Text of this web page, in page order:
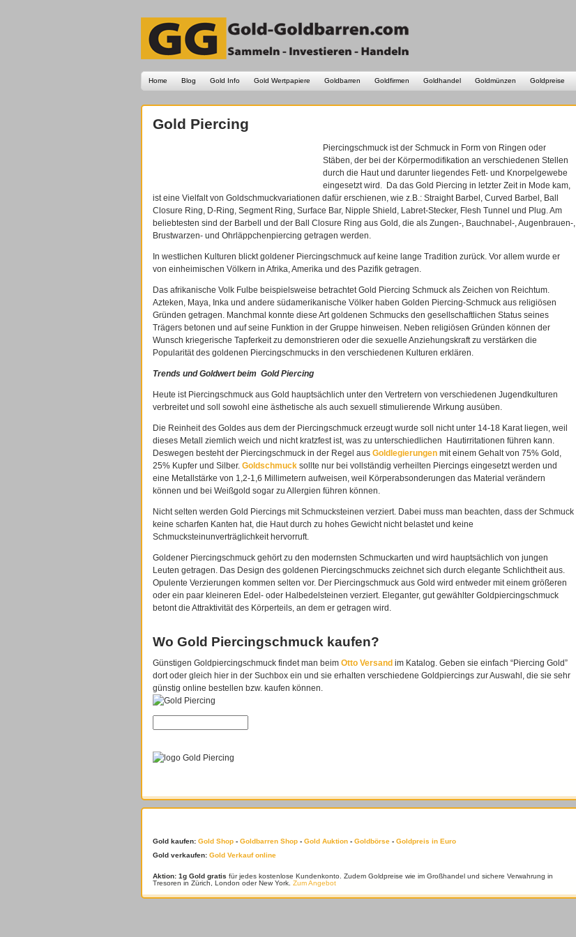
Home Blog Gold Info Gold Wertpapiere Goldbarren Goldfirmen Goldhandel Goldmünzen Goldpreise
Gold Piercing
Piercingschmuck ist der Schmuck in Form von Ringen oder
Stäben, der bei der Körpermodifikation an verschiedenen Stellen
durch die Haut und darunter liegendes Fett- und Knorpelgewebe
eingesetzt wird. Da das Gold Piercing in letzter Zeit in Mode kam,
ist eine Vielfalt von Goldschmuckvariationen dafür erschienen, wie z.B.: Straight Barbel, Curved Barbel, Ball
Closure Ring, D-Ring, Segment Ring, Surface Bar, Nipple Shield, Labret-Stecker, Flesh Tunnel und Plug. Am
beliebtesten sind der Barbell und der Ball Closure Ring aus Gold, die als Zungen-, Bauchnabel-, Augenbrauen-,
Brustwarzen- und Ohrläppchenpiercing getragen werden.
In westlichen Kulturen blickt goldener Piercingschmuck auf keine lange Tradition zurück. Vor allem wurde er
von einheimischen Völkern in Afrika, Amerika und des Pazifik getragen.
Das afrikanische Volk Fulbe beispielsweise betrachtet Gold Piercing Schmuck als Zeichen von Reichtum.
Azteken, Maya, Inka und andere südamerikanische Völker haben Golden Piercing-Schmuck aus religiösen
Gründen getragen. Manchmal konnte diese Art goldenen Schmucks den gesellschaftlichen Status seines
Trägers betonen und auf seine Funktion in der Gruppe hinweisen. Neben religiösen Gründen können der
Wunsch kriegerische Tapferkeit zu demonstrieren oder die sexuelle Anziehungskraft zu verstärken die
Popularität des goldenen Piercingschmucks in den verschiedenen Kulturen erklären.
Trends und Goldwert beim Gold Piercing
Heute ist Piercingschmuck aus Gold hauptsächlich unter den Vertretern von verschiedenen Jugendkulturen
verbreitet und soll sowohl eine ästhetische als auch sexuell stimulierende Wirkung ausüben.
Die Reinheit des Goldes aus dem der Piercingschmuck erzeugt wurde soll nicht unter 14-18 Karat liegen, weil
dieses Metall ziemlich weich und nicht kratzfest ist, was zu unterschiedlichen Hautirritationen führen kann.
Deswegen besteht der Piercingschmuck in der Regel aus Goldlegierungen mit einem Gehalt von 75% Gold,
25% Kupfer und Silber. Goldschmuck sollte nur bei vollständig verheilten Piercings eingesetzt werden und
eine Metallstärke von 1,2-1,6 Millimetern aufweisen, weil Körperabsonderungen das Material verändern
können und bei Weißgold sogar zu Allergien führen können.
Nicht selten werden Gold Piercings mit Schmucksteinen verziert. Dabei muss man beachten, dass der Schmuck
keine scharfen Kanten hat, die Haut durch zu hohes Gewicht nicht belastet und keine
Schmucksteinunverträglichkeit hervorruft.
Goldener Piercingschmuck gehört zu den modernsten Schmuckarten und wird hauptsächlich von jungen
Leuten getragen. Das Design des goldenen Piercingschmucks zeichnet sich durch elegante Schlichtheit aus.
Opulente Verzierungen kommen selten vor. Der Piercingschmuck aus Gold wird entweder mit einem größeren
oder ein paar kleineren Edel- oder Halbedelsteinen verziert. Eleganter, gut gewählter Goldpiercingschmuck
betont die Attraktivität des Körperteils, an dem er getragen wird.
Wo Gold Piercingschmuck kaufen?
Günstigen Goldpiercingschmuck findet man beim Otto Versand im Katalog. Geben sie einfach “Piercing Gold”
dort oder gleich hier in der Suchbox ein und sie erhalten verschiedene Goldpiercings zur Auswahl, die sie sehr
günstig online bestellen bzw. kaufen können.
Gold kaufen: Gold Shop - Goldbarren Shop - Gold Auktion - Goldbörse - Goldpreis in Euro
Gold verkaufen: Gold Verkauf online
Aktion: 1g Gold gratis für jedes kostenlose Kundenkonto. Zudem Goldpreise wie im Großhandel und sichere Verwahrung in
Tresoren in Zürich, London oder New York. Zum Angebot